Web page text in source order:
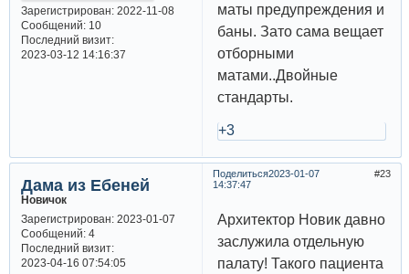
Зарегистрирован: 2022-11-08
Сообщений:10
Последний визит:
2023-03-12 14:16:37
маты предупреждения и
баны. Зато сама вещает
отборными
матами..Двойные
стандарты.
+3
Поделиться 23
2023-01-07
14:37:47
Дама из Ебеней
Новичок
Зарегистрирован: 2023-01-07
Сообщений:4
Последний визит:
2023-04-16 07:54:05
Архитектор Новик давно
заслужила отдельную
палату! Такого пациента